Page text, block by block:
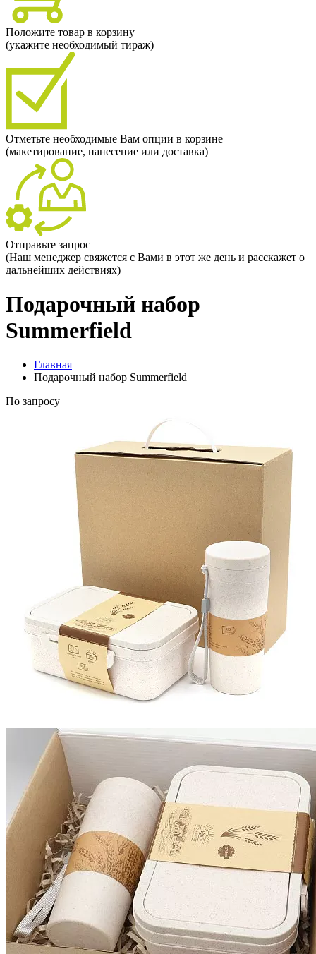
Положите товар в корзину
(укажите необходимый тираж)
Отметьте необходимые Вам опции в корзине
(макетирование, нанесение или доставка)
Отправьте запрос
(Наш менеджер свяжется с Вами в этот же день и расскажет о
дальнейших действиях)
Подарочный набор
Summerfield
Главная
Подарочный набор Summerfield
По запросу